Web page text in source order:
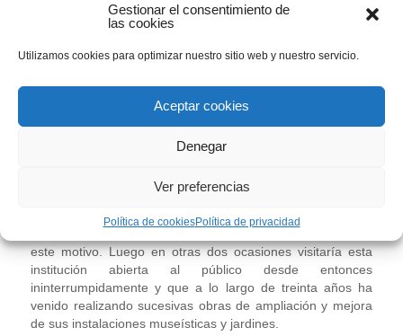
Gestionar el consentimiento de
las cookies
Utilizamos cookies para optimizar nuestro sitio web y nuestro servicio.
Aceptar cookies
Denegar
Ver preferencias
Política de cookiesPolítica de privacidad
Excmo. Sr. Javier Solana Madariaga, el Director General de
los museos Nacional del Prado y Arte Contemporáneo de
Principado de Asturias, otras autoridades y el propio
Lafuente Ferrari, prestigioso historiador y primer biógrafo
de Evaristo Valle, quien lo calificaría como “Uno de los
mejores museos monográficos de Europa
Fue visitado por S. A. R. El Príncipe de Asturias, su
Presidente de Honor, el 9 de octubre de 1983, en la
este motivo. Luego en otras dos ocasiones visitaría esta
institución abierta al público desde entonces
ininterrumpidamente y que a lo largo de treinta años ha
venido realizando sucesivas obras de ampliación y mejora
de sus instalaciones museísticas y jardines.